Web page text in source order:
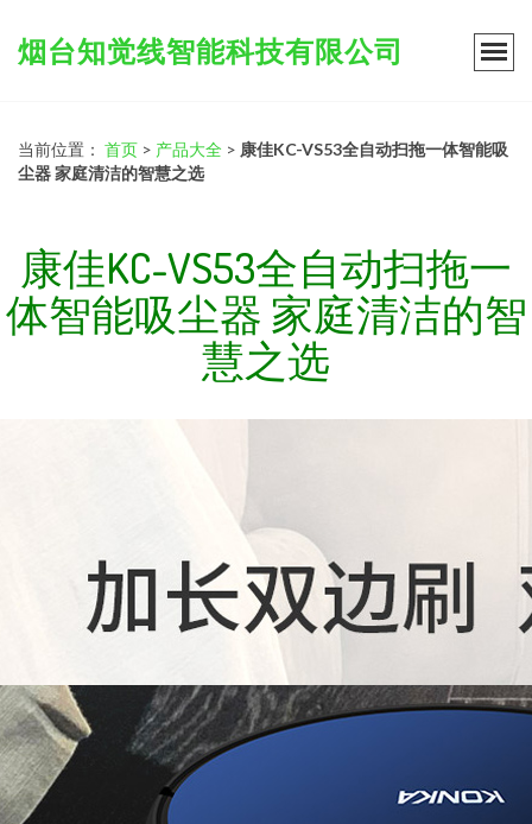
烟台知觉线智能科技有限公司
当前位置： 首页 > 产品大全 > 康佳KC-VS53全自动扫拖一体智能吸
尘器 家庭清洁的智慧之选
康佳KC-VS53全自动扫拖一
体智能吸尘器 家庭清洁的智
慧之选